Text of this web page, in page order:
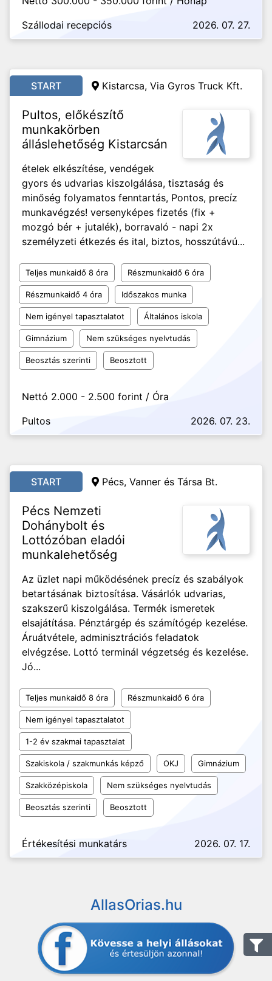
Szállodai recepciós
2026. 07. 27.
START Kistarcsa, Via Gyros Truck Kft.
Pultos, előkészítő
munkakörben
álláslehetőség Kistarcsán
ételek elkészítése, vendégek
gyors és udvarias kiszolgálása, tisztaság és
minőség folyamatos fenntartás, Pontos, precíz
munkavégzés! versenyképes fizetés (fix +
mozgó bér + jutalék), borravaló - napi 2x
személyzeti étkezés és ital, biztos, hosszútávú...
Teljes munkaidő 8 óra Részmunkaidő 6 óra
Részmunkaidő 4 óra Időszakos munka
Nem igényel tapasztalatot Általános iskola
Gimnázium Nem szükséges nyelvtudás
Beosztás szerinti Beosztott
Nettó 2.000 - 2.500 forint / Óra
Pultos
2026. 07. 23.
START Pécs, Vanner és Társa Bt.
Pécs Nemzeti
Dohánybolt és
Lottózóban eladói
munkalehetőség
Az üzlet napi működésének precíz és szabályok
betartásának biztosítása. Vásárlók udvarias,
szakszerű kiszolgálása. Termék ismeretek
elsajátítása. Pénztárgép és számítógép kezelése.
Áruátvétele, adminisztrációs feladatok
elvégzése. Lottó terminál végzetség és kezelése.
Jó...
Teljes munkaidő 8 óra Részmunkaidő 6 óra
Nem igényel tapasztalatot
1-2 év szakmai tapasztalat
Szakiskola / szakmunkás képző OKJ Gimnázium
Szakközépiskola Nem szükséges nyelvtudás
Beosztás szerinti Beosztott
Értékesítési munkatárs 2026. 07. 17.
AllasOrias.hu